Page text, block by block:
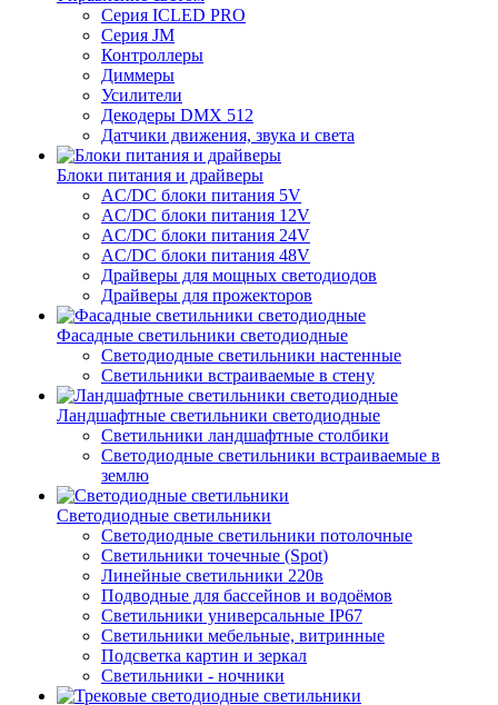
Серия ICLED PRO
Серия JM
Контроллеры
Диммеры
Усилители
Декодеры DMX 512
Датчики движения, звука и света
Блоки питания и драйверы
AC/DC блоки питания 5V
AC/DC блоки питания 12V
AC/DC блоки питания 24V
AC/DC блоки питания 48V
Драйверы для мощных светодиодов
Драйверы для прожекторов
Фасадные светильники светодиодные
Светодиодные светильники настенные
Светильники встраиваемые в стену
Ландшафтные светильники светодиодные
Светильники ландшафтные столбики
Светодиодные светильники встраиваемые в
землю
Светодиодные светильники
Светодиодные светильники потолочные
Светильники точечные (Spot)
Линейные светильники 220в
Подводные для бассейнов и водоёмов
Светильники универсальные IP67
Светильники мебельные, витринные
Подсветка картин и зеркал
Светильники - ночники